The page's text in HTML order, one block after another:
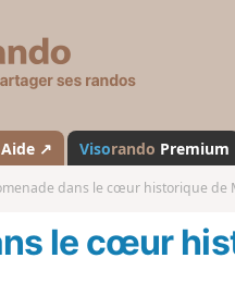
s
a
n
d
Aide ↗ Visorando Premium
dans le cœur historique de
le cœur